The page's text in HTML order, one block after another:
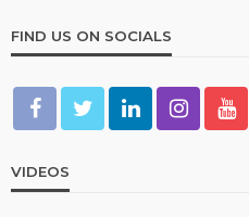
FIND US ON SOCIALS
VIDEOS